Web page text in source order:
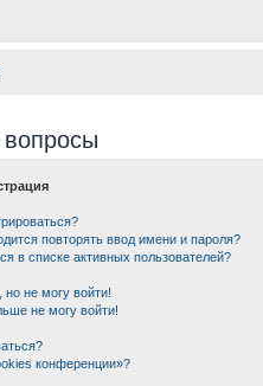
повторять ввод имени и пароля?
в списке активных пользователей?
но не могу войти!
не могу войти!
конференции»?